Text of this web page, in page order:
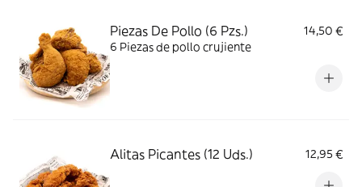
Piezas De Pollo (6 Pzs.)
14,50 €
6 Piezas de pollo crujiente
Alitas Picantes (12 Uds.) 12,95 €